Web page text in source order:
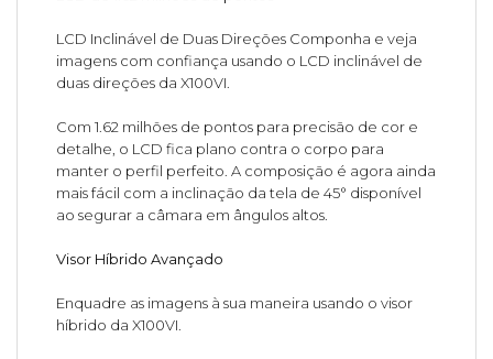
LCD Inclinável de Duas Direções Componha e veja
imagens com confiança usando o LCD inclinável de
duas direções da X100VI.
Com 1.62 milhões de pontos para precisão de cor e
detalhe, o LCD fica plano contra o corpo para
manter o perfil perfeito. A composição é agora ainda
mais fácil com a inclinação da tela de 45° disponível
ao segurar a câmara em ângulos altos.
Visor Híbrido Avançado
Enquadre as imagens à sua maneira usando o visor
híbrido da X100VI.